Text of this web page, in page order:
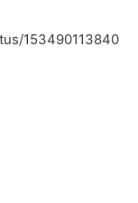
153490113840